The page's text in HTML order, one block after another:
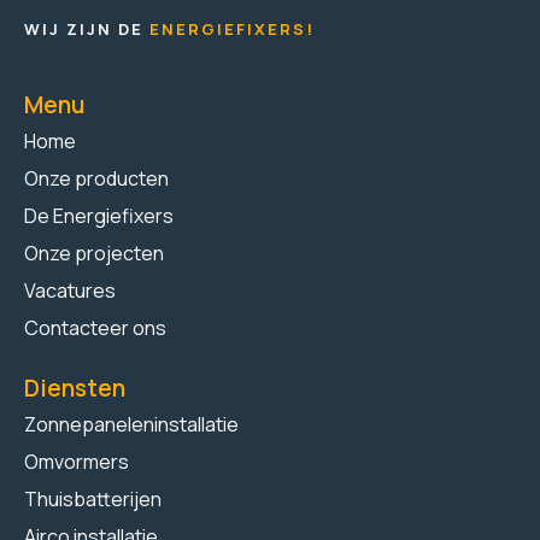
WIJ ZIJN DE ENERGIEFIXERS!
Menu
Home
Onze producten
De Energiefixers
Onze projecten
Vacatures
Contacteer ons
Diensten
Zonnepaneleninstallatie
Omvormers
Thuisbatterijen